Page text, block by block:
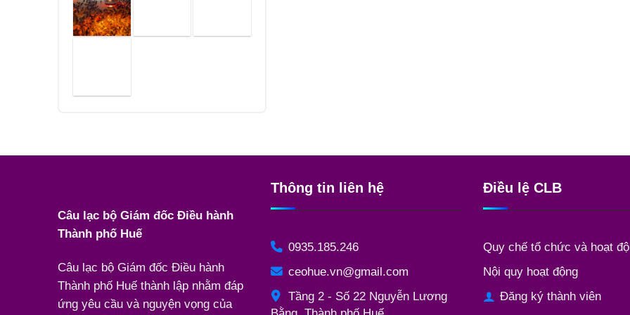
Câu lạc bộ Giám đốc Điều hành
Thành phố Huế
Câu lạc bộ Giám đốc Điều hành
Thành phố Huế thành lập nhằm đáp
ứng yêu cầu và nguyện vọng của
Thông tin liên hệ
0935.185.246
ceohue.vn@gmail.com
Tầng 2 - Số 22 Nguyễn Lương
Điều lệ CLB
Quy chế tổ chức và hoạt
Nội quy hoạt động
Đăng ký thành viên